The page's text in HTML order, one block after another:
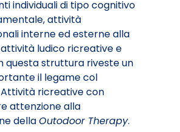
individuali di tipo cognitivo
attività
interne ed esterne alla
ludico ricreative e
questa struttura riveste un
il legame col
ricreative con
attenzione alla
dellaOutodoor Therapy.